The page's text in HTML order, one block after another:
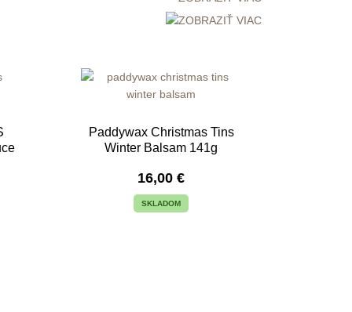
Paddywax Christmas Tins
Winter Balsam 141g
16,00€
SKLADOM